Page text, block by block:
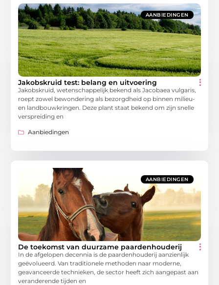
AANBIEDINGEN
Jakobskruid test: belang en uitvoering
Jakobskruid, wetenschappelijk bekend als Jacobaea vulgaris,
roept zowel bewondering als bezorgdheid op binnen milieu-
en landbouwkringen. Deze plant staat bekend om zijn snelle
verspreiding en
Aanbiedingen
AANBIEDINGEN
De toekomst van duurzame paardenhouderij
In de afgelopen decennia is de paardenhouderij aanzienlijk
geëvolueerd. Van traditionele methoden naar moderne,
geavanceerde technieken, de sector heeft zich aangepast aan
veranderende tijden en